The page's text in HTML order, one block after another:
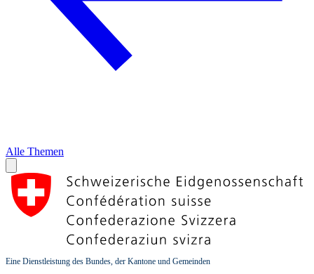
Alle Themen
Eine Dienstleistung des Bundes, der Kantone und Gemeinden